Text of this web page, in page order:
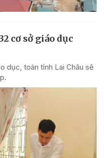
cơ sở giáo dục
dục, toàn tỉnh Lai Châu sẽ